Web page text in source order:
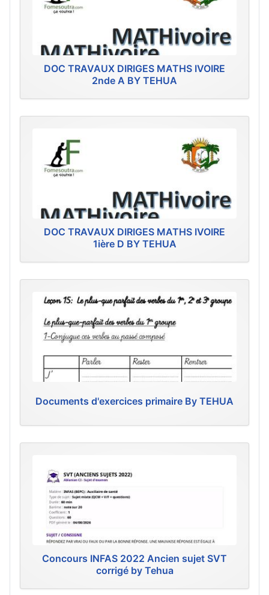
DOC TRAVAUX DIRIGES MATHS IVOIRE
2nde A BY TEHUA
DOC TRAVAUX DIRIGES MATHS IVOIRE
1ière D BY TEHUA
Documents d'exercices primaire By TEHUA
Concours INFAS 2022 Ancien sujet SVT
corrigé by Tehua